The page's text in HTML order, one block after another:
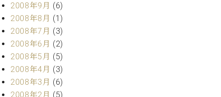
2008年9月 (6)
2008年8月 (1)
2008年7月 (3)
2008年6月 (2)
2008年5月 (5)
2008年4月 (3)
2008年3月 (6)
2008年2月 (5)